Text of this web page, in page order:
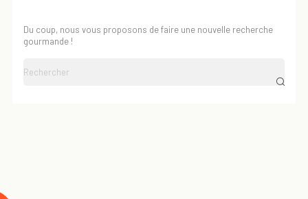
Du coup, nous vous proposons de faire une nouvelle recherche
gourmande !